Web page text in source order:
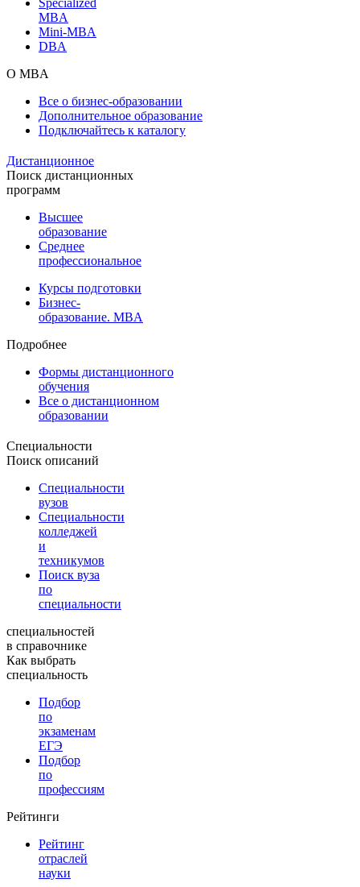
MBA
Mini-MBA
DBA
О MBA
Все о бизнес-образовании
Дополнительное образование
Подключайтесь к каталогу
Дистанционное
Поиск дистанционных
программ
Высшее
образование
Среднее
профессиональное
Курсы подготовки
Бизнес-
образование. MBA
Подробнее
Формы дистанционного
обучения
Все о дистанционном
образовании
Специальности
Поиск описаний
Специальности
вузов
Специальности
колледжей
и
техникумов
Поиск вуза
по
специальности
специальностей
в справочнике
Как выбрать
специальность
Подбор
по
экзаменам
ЕГЭ
Подбор
по
профессиям
Рейтинги
Рейтинг
отраслей
науки